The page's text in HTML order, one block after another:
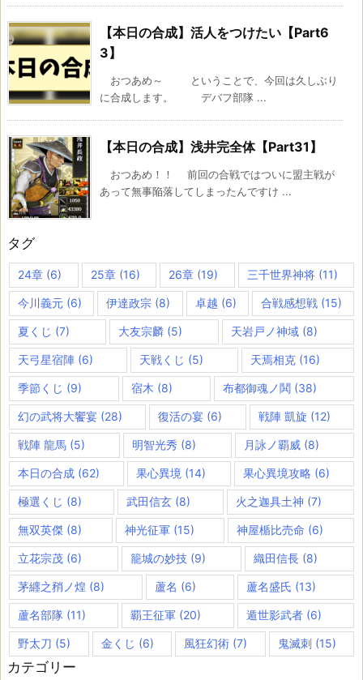
【本日の合成】活人をつけたい【Part6
3】
おつあめ～ ということで、今回は久しぶり
に合成します。 デバフ部隊 ...
【本日の合成】浅井完全体【Part31】
おつあめ！！ 前回の合戦ではついに盟主戦が
あって無事陥落してしまったんですけ ...
タグ
24章 (6) 25章(16) 26章 (19) 三千世界神将(11)
今川義元 (6) 伊達政宗 (8) 卓越 (6) 合戦感想戦(15)
夏くじ (7) 大友宗麟 (5) 天岩戸ノ神域 (8)
天弓星宿陣 (6) 天戦くじ (5) 天焉相克(16)
季節くじ (9) 宿木 (8) 布都御魂ノ鬨(38)
幻の武将大饗宴 (28) 復活の宴 (6) 戦陣 凱旋 (12)
戦陣 龍馬 (5) 明智光秀 (8) 月詠ノ覇威(8)
本日の合成 (62) 果心異境 (14) 果心異境攻略 (6)
極選くじ (8) 武田信玄 (8) 火之迦具土神 (7)
無双英傑 (8) 神光征軍(15) 神屋楯比売命 (6)
立花宗茂 (6) 籠城の妙技(9) 織田信長 (8)
茅纒之矟ノ煌 (8) 蘆名 (6) 蘆名盛氏 (13)
蘆名部隊 (11) 覇王征軍 (20) 遁世影武者(6)
野太刀 (5) 金くじ (6) 風狂幻術 (7) 鬼滅刺(15)
カテゴリー